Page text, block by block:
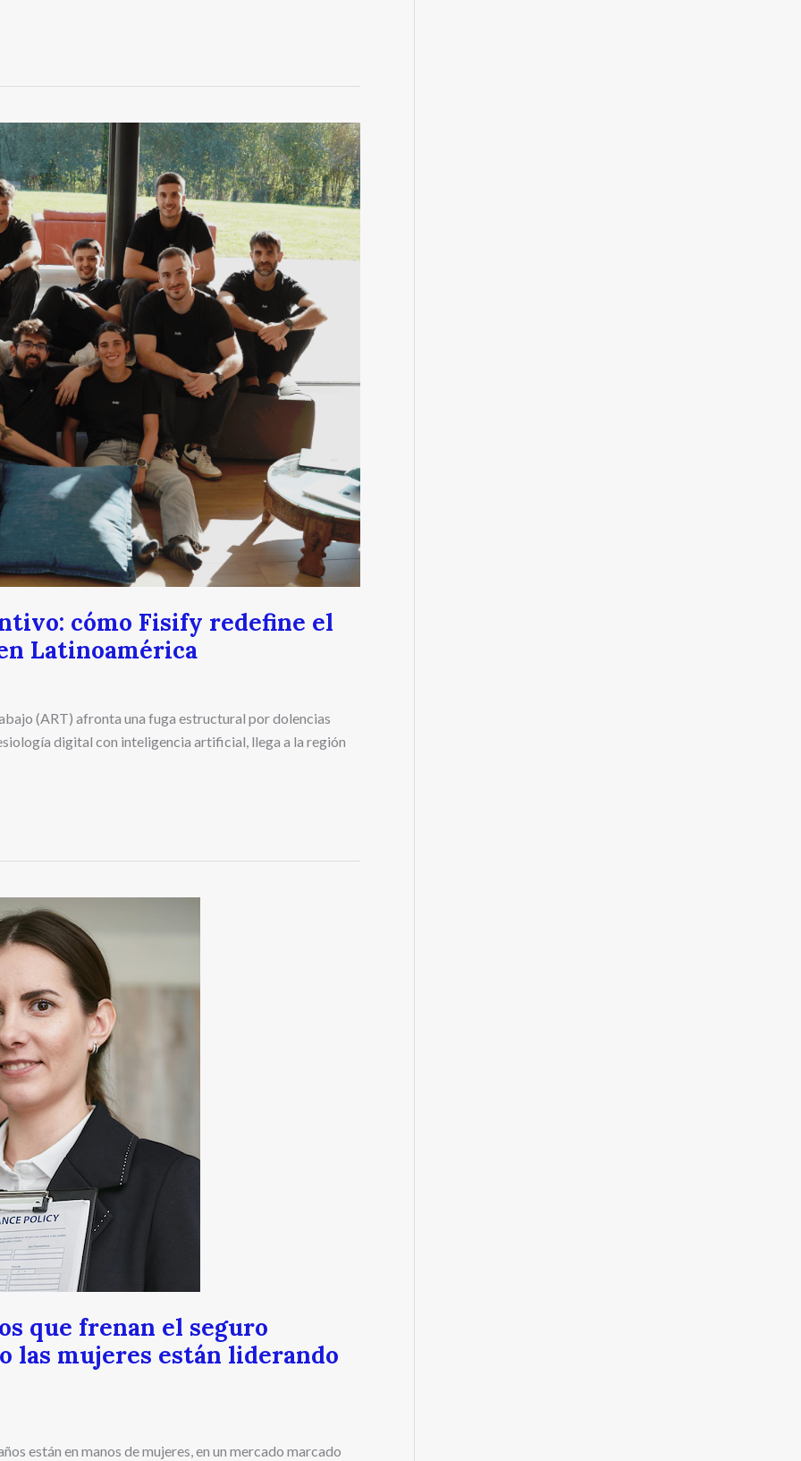
cómo Fisify redefine el
Latinoamérica
(ART) afronta una fuga estructural por dolencias
digital con inteligencia artificial, llega a la región
que frenan el seguro
las mujeres están liderando
están en manos de mujeres, en un mercado marcado